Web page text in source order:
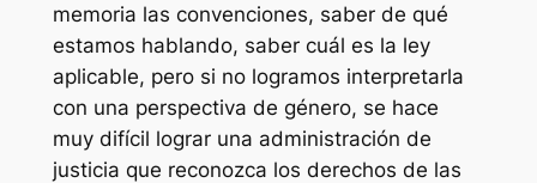
memoria las convenciones, saber de qué
estamos hablando, saber cuál es la ley
aplicable, pero si no logramos interpretarla
con una perspectiva de género, se hace
muy difícil lograr una administración de
justicia que reconozca los derechos de las